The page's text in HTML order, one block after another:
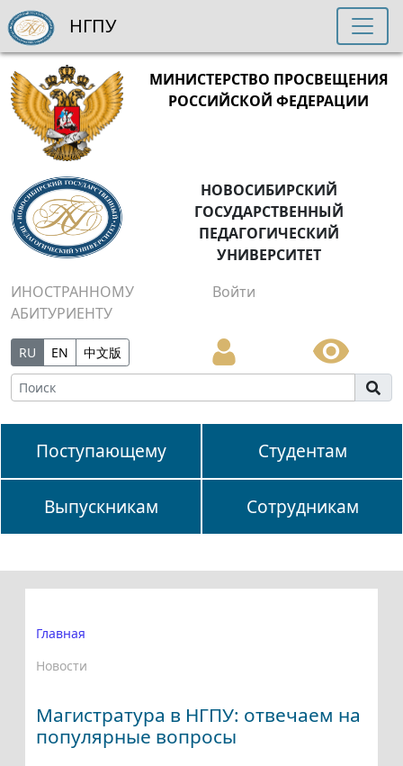
МИНИСТЕРСТВО ПРОСВЕЩЕНИЯ
РОССИЙСКОЙ ФЕДЕРАЦИИ
НОВОСИБИРСКИЙ
ГОСУДАРСТВЕННЫЙ
ПЕДАГОГИЧЕСКИЙ
УНИВЕРСИТЕТ
ИНОСТРАННОМУ
АБИТУРИЕНТУ
Войти
RU EN 中文版
Поступающему Студентам
Выпускникам Сотрудникам
НГПУ
Главная
Новости
Магистратура в НГПУ: отвечаем на
популярные вопросы